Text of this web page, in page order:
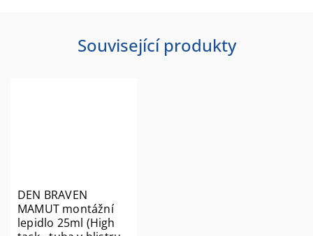
Související produkty
DEN BRAVEN
MAMUT montážní
lepidlo 25ml (High